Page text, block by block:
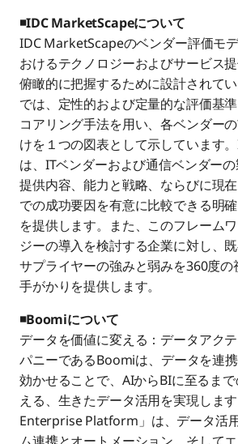
◾IDC MarketScapeについて
IDC MarketScapeのベンダー評価モ
おけるテクノロジーおよびサービス
俯瞰的に把握するために設計されて
では、定性的および定量的な評価基
コアリング手法を用い、各ベンダー
けを１つの図表として示しています
は、ITベンダーおよび通信ベンダー
提供内容、能力と戦略、ならびに現
での成功要因を有意に比較できる明
を提供します。また、このフレーム
ジーの導入を検討する企業に対し、
サプライヤーの強みと弱みを360度の
手がかりを提供します。
◾Boomiについて
データを価値に変える：データアク
パニーであるBoomiは、データを連
効かせることで、AIからBIに至るま
える、生きたデータ活用を実現しま
Enterprise Platform」は、データ活